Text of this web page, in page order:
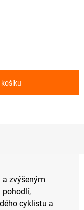
zvýšeným
pohodlí,
cyklistu a